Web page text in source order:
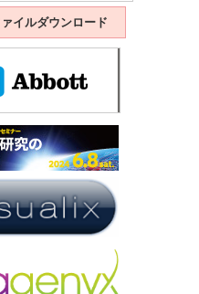
イルダウンロード